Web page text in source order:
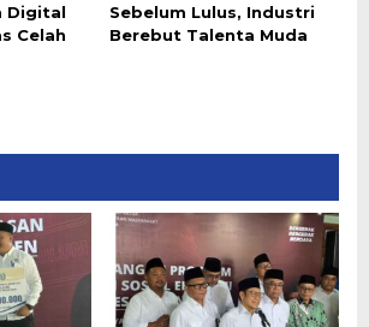
Digital
Celah
Sebelum Lulus, Industri
Berebut Talenta Muda